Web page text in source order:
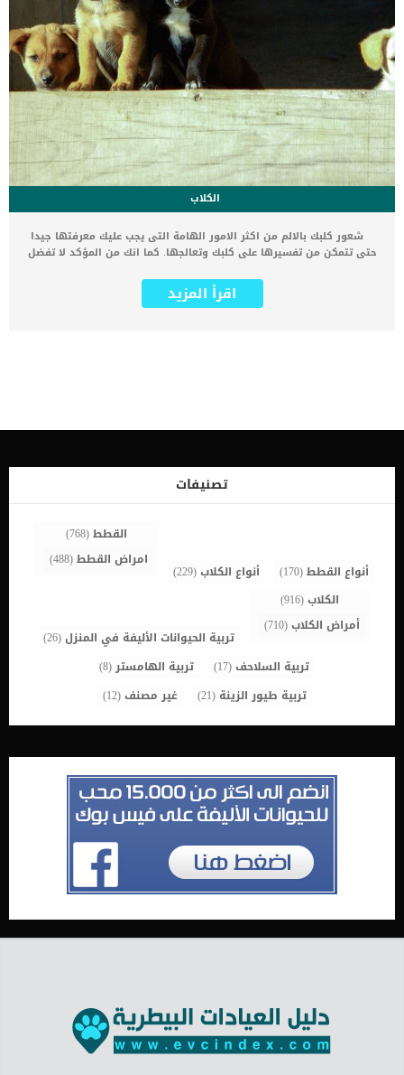
الكلاب
شعور كلبك بالالم من اكثر الامور الهامة التى يجب عليك معرفتها جيدا
حتى تتمكن من تفسيرها على كلبك وتعالجها. كما انك من المؤكد لا تفضل
والشكوى عما يشعرون به. اقرأ ايضا: معلومات عن التشنجات العضلية عند
الكلاب فهم شعور كلبك بالألم يحتاج الى فهم بعض سلوكياته حتى تتمكن
ألم نفسى. اقرأ ايضا: معلومات عن اجهاض الحمل عند الكلاب فى جميع
البيطرى والذى بدوره سوف يعالج المشكلة او يقوم بتحويلك الى طبيب
بيطرى متخصص فى السلوك الحيوانى. يمكنك معرفة أعراض الشعور بالالم
عند الكلاب من خلال مراقبة لغة الجسد : تسنج
اقرأ المزيد
تصنيفات
أنواع القطط(170) أنواع الكلاب(229)
القطط(768)
امراض القطط(488)
الكلاب(916)
أمراض الكلاب(710)
تربية الحيوانات الأليفة في المنزل(26)
تربية السلاحف(17) تربية الهامستر(8)
تربية طيور الزينة (21) غير مصنف(12)